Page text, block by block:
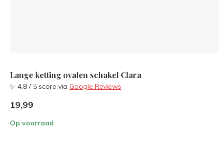
Lange ketting ovalen schakel Clara
✨ 4.8 / 5 score via Google Reviews
19,99
Op voorraad